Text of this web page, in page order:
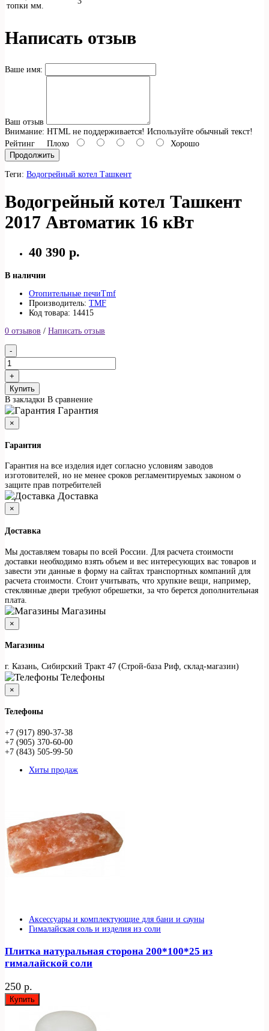
топки мм.
Написать отзыв
Ваше имя:
Ваш отзыв
Внимание: HTML не поддерживается! Используйте обычный текст!
Рейтинг Плохо
Хорошо
Продолжить
Теги: Водогрейный котел Ташкент
Водогрейный котел Ташкент
2017 Автоматик 16 кВт
40 390 р.
В наличии
Отопительные печиTmf
Производитель: TMF
Код товара: 14415
0 отзывов / Написать отзыв
Купить
В закладки В сравнение
Гарантия
×
Гарантия
Гарантия на все изделия идет согласно условиям заводов
изготовителей, но не менее сроков регламентируемых законом о
защите прав потребителей
Доставка
×
Доставка
Мы доставляем товары по всей России. Для расчета стоимости
доставки необходимо взять объем и вес интересующих вас товаров и
завести эти данные в форму на сайтах транспортных компаний для
расчета стоимости. Стоит учитывать, что хрупкие вещи, например,
стеклянные двери требуют обрешетки, за что берется дополнительная
плата.
Магазины
×
Магазины
г. Казань, Сибирский Тракт 47 (Строй-база Риф, склад-магазин)
Телефоны
×
Телефоны
+7 (917) 890-37-38
+7 (905) 370-60-00
+7 (843) 505-99-50
Хиты продаж
Аксессуары и комплектующие для бани и сауны
Гималайская соль и изделия из соли
Плитка натуральная сторона 200*100*25 из
гималайской соли
250 р.
Купить